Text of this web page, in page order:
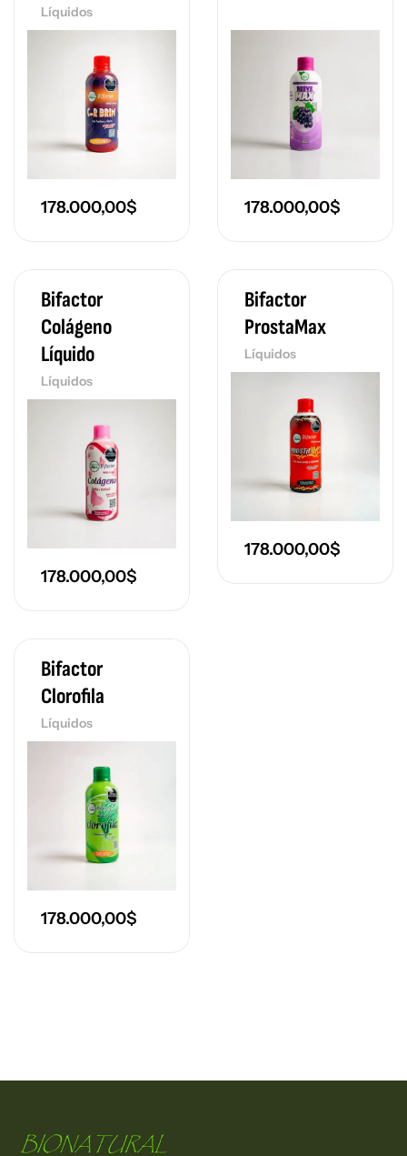
Líquidos
178.000,00$ 178.000,00$
Bifactor
Colágeno
Líquido
Líquidos
178.000,00$
Bifactor
ProstaMax
Líquidos
178.000,00$
Bifactor
Clorofila
Líquidos
178.000,00$